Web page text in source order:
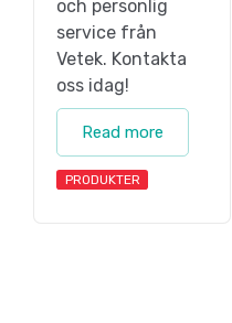
och personlig
service från
Vetek. Kontakta
oss idag!
Read more
PRODUKTER